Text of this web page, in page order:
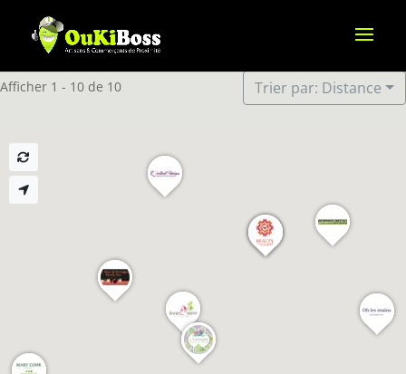
Afficher 1 - 10 de 10 Trier par: Distance